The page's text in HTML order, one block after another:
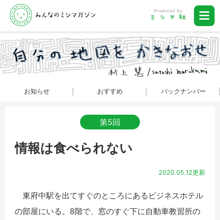
お知らせ おすすめ バックナンバー
第5回
情報は食べられない
2020.05.12更新
東府中駅を出てすぐのところにあるビジネスホテル
の部屋にいる。8階で、窓のすぐ下に自動車教習所の